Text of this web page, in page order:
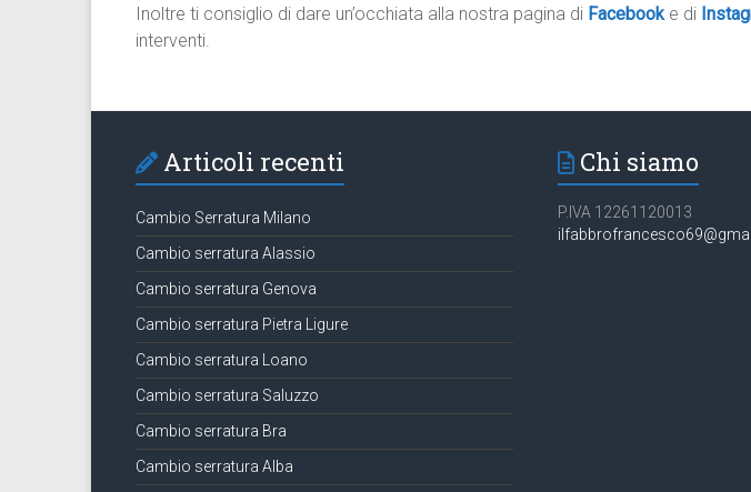
Inoltre ti consiglio di dare un’occhiata alla nostra pagina di Facebook e di
interventi.
Articoli recenti
Cambio Serratura Milano
Cambio serratura Alassio
Cambio serratura Genova
Cambio serratura Pietra Ligure
Cambio serratura Loano
Cambio serratura Saluzzo
Cambio serratura Bra
Cambio serratura Alba
Chi siamo
P.IVA 12261120013